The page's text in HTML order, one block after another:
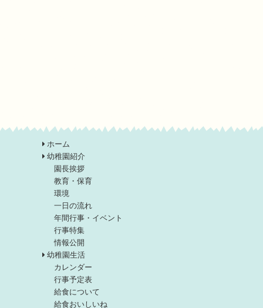
ホーム
幼稚園紹介
園長挨拶
教育・保育
環境
一日の流れ
年間行事・イベント
行事特集
情報公開
幼稚園生活
カレンダー
行事予定表
給食について
給食おいしいね